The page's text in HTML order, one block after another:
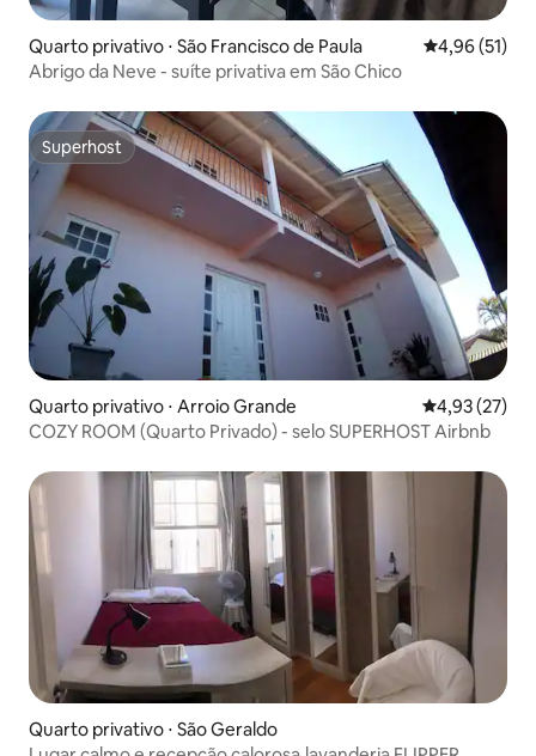
Quarto privativo ⋅ São Francisco de Paula 4,96 de uma
4,96 (51)
Abrigo da Neve - suíte privativa em São Chico
Superhost
Superhost
Quarto privativo ⋅ Arroio Grande 4,93 de uma
4,93 (27)
COZY ROOM (Quarto Privado) - selo SUPERHOST Airbnb
Quarto privativo ⋅ São Geraldo